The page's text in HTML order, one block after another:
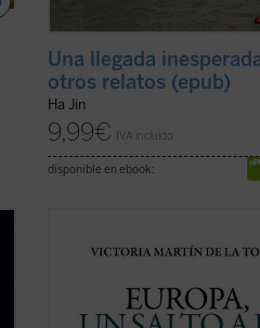
Una llegada
otros relatos (epub)
Ha Jin
9,99€ IVA incluido
disponible en ebook:
este relato de no ficción recrea
Comunidades Europeas (1948-
través de algunos de los